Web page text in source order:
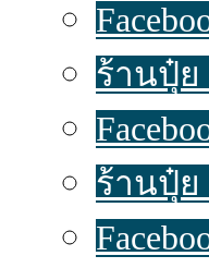
ร้านปุ๋ย
ร้านปุ๋ย